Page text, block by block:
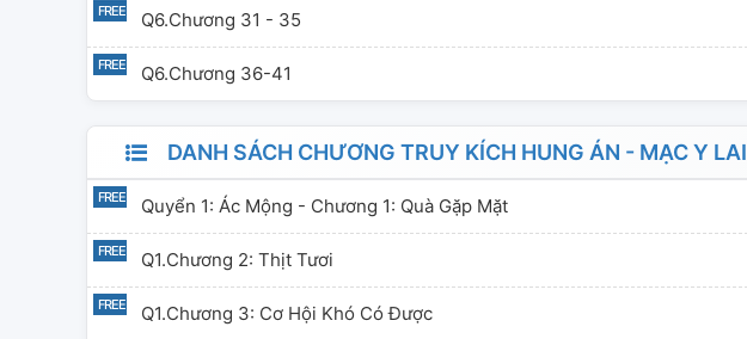
Q6.Chương 31 - 35
Q6.Chương 36-41
DANH SÁCH CHƯƠNG TRUY KÍCH HUNG ÁN - MẠC Y LAI
Quyển 1: Ác Mộng - Chương 1: Quà Gặp Mặt
Q1.Chương 2: Thịt Tươi
Q1.Chương 3: Cơ Hội Khó Có Được